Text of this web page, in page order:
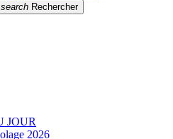
search Rechercher
JOUR
2026